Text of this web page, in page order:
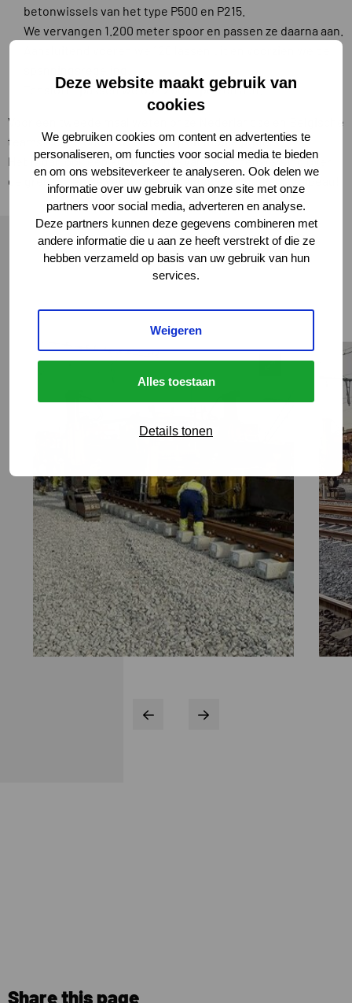
Deze website maakt gebruik van
cookies
We gebruiken cookies om content en advertenties te
personaliseren, om functies voor social media te bieden
en om ons websiteverkeer te analyseren. Ook delen we
informatie over uw gebruik van onze site met onze
partners voor social media, adverteren en analyse.
Deze partners kunnen deze gegevens combineren met
andere informatie die u aan ze heeft verstrekt of die ze
hebben verzameld op basis van uw gebruik van hun
services.
Weigeren
Alles toestaan
Details tonen
betonwissels van het type P500 en P215.
We vervangen 1.200 meter spoor en passen ze daarna aan.
Tenslotte passen we ook 200 m perron aan.
Voor een tweede maal weten onze Nederlandse en Belgische
teams zich te onderscheiden op dit mooie project.
Het is dan ook een knap staaltje van de samenwerking over
de grenzen en de verschillende afdelingen heen. #Chapeau!
Share this page